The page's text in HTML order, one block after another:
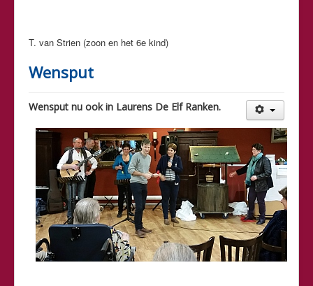
T. van Strien (zoon en het 6e kind)
Wensput
Wensput nu ook in Laurens De Elf Ranken.